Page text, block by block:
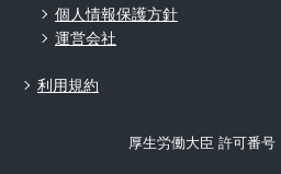
個人情報保護方針
運営会社
利用規約
厚生労働大臣 許可番号